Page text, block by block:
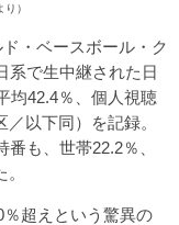
）
・ベースボール・ク
系で生中継された日
均42.4％、個人視聴
以下同）を記録。
も、世帯22.2％、
超えという驚異の